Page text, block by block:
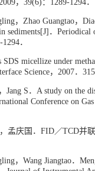
2009， 39(6) ： 1289-1294．
， Zhao Guangtao，
sediments[J] ． Periodical
1294．
SDS micellize under
Science， 2007．
， Jang S ． A study on the
Conference on
孟庆国． FID ／TCD并
， Wang Jiangtao．